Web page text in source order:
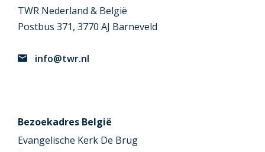
TWR Nederland & België
Postbus 371, 3770 AJ Barneveld
info@twr.nl
Bezoekadres België
Evangelische Kerk De Brug